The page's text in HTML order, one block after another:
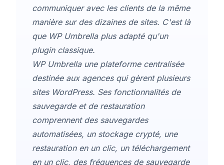
communiquer avec les clients de la même
manière sur des dizaines de sites. C'est là
que WP Umbrella plus adapté qu'un
plugin classique.
WP Umbrella une plateforme centralisée
destinée aux agences qui gèrent plusieurs
sites WordPress. Ses fonctionnalités de
sauvegarde et de restauration
comprennent des sauvegardes
automatisées, un stockage crypté, une
restauration en un clic, un téléchargement
en un clic, des fréquences de sauvegarde